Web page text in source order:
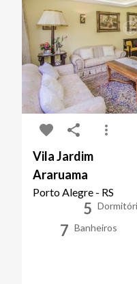
Vila Jardim
Araruama
Porto Alegre - RS
5
7 Banheiros